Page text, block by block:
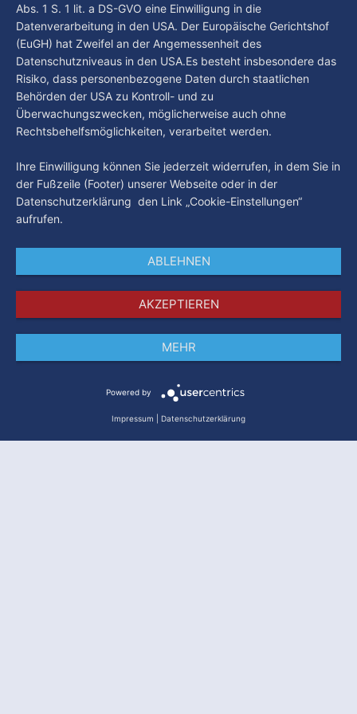
Datenschutz
Abs. 1 S. 1 lit. a DS-GVO eine Einwilligung in die
Datenverarbeitung in den USA. Der Europäische Gerichtshof
(EuGH) hat Zweifel an der Angemessenheit des
Datenschutzniveaus in den USA.Es besteht insbesondere das
Risiko, dass personenbezogene Daten durch staatlichen
Behörden der USA zu Kontroll- und zu
Überwachungszwecken, möglicherweise auch ohne
Rechtsbehelfsmöglichkeiten, verarbeitet werden.
Ihre Einwilligung können Sie jederzeit widerrufen, in dem Sie in
der Fußzeile (Footer) unserer Webseite oder in der
Datenschutzerklärung den Link „Cookie-Einstellungen“
aufrufen.
ABLEHNEN
AKZEPTIEREN
MEHR
Powered by
Impressum Datenschutzerklärung